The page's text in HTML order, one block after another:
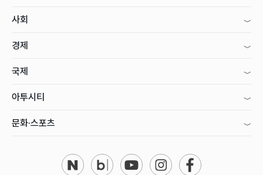
사회
경제
국제
아투시티
문화·스포츠